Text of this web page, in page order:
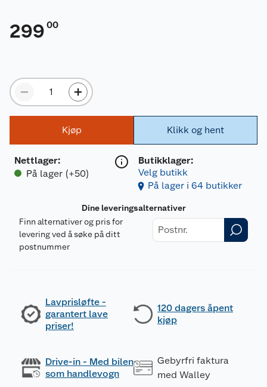
299 00
Kjøp
Nettlager:
På lager (+50)
Klikk og hent
Butikklager:
Velg butikk
På lager i 64 butikker
Dine leveringsalternativer
Finn alternativer og pris for
levering ved å søke på ditt
postnummer
Lavprisløfte -
garantert lave
priser!
120 dagers åpent
kjøp
Drive-in - Med bilen
som handlevogn
Gebyrfri faktura
med Walley